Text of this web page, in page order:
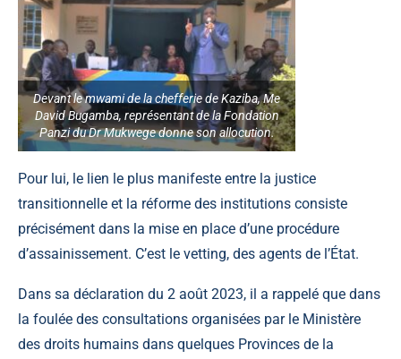
Devant le mwami de la chefferie de Kaziba, Me
David Bugamba, représentant de la Fondation
Panzi du Dr Mukwege donne son allocution.
Pour lui, le lien le plus manifeste entre la justice
transitionnelle et la réforme des institutions consiste
précisément dans la mise en place d’une procédure
d’assainissement. C’est le vetting, des agents de l’État.
Dans sa déclaration du 2 août 2023, il a rappelé que dans
la foulée des consultations organisées par le Ministère
des droits humains dans quelques Provinces de la